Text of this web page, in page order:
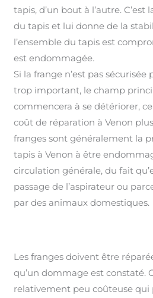
tapis, d’un bout à l’autre. C’est
du tapis et lui donne de la
l’ensemble du tapis est
est endommagée.
Si la frange n’est pas
trop important, le champ
commencera à se détériorer,
coût de réparation à Venon
franges sont généralement la
tapis à Venon à être
circulation générale, du fait
passage de l’aspirateur ou
par des animaux domestiques.
Les franges doivent être
qu’un dommage est constaté.
relativement peu coûteuse qui